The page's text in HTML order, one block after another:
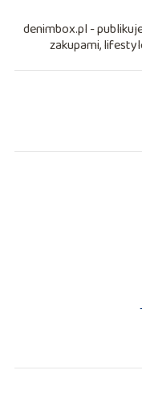
denimbox.pl -
zakupami,